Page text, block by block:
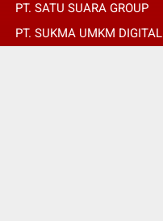
PT. SATU SUARA GROUP
PT. SUKMA UMKM DIGITAL